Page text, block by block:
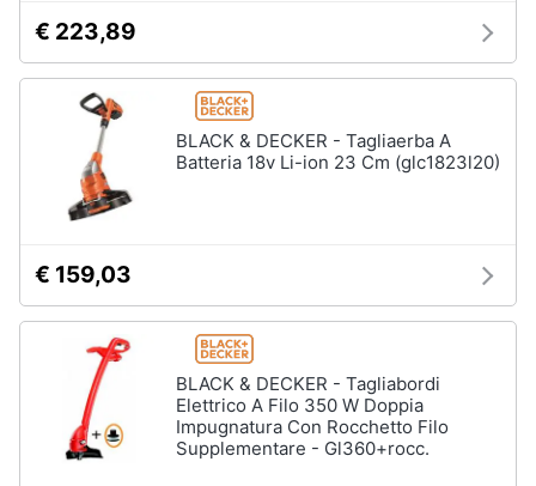
€ 223,89
BLACK & DECKER - Tagliaerba A
Batteria 18v Li-ion 23 Cm (glc1823l20)
€ 159,03
BLACK & DECKER - Tagliabordi
Elettrico A Filo 350 W Doppia
Impugnatura Con Rocchetto Filo
Supplementare - Gl360+rocc.